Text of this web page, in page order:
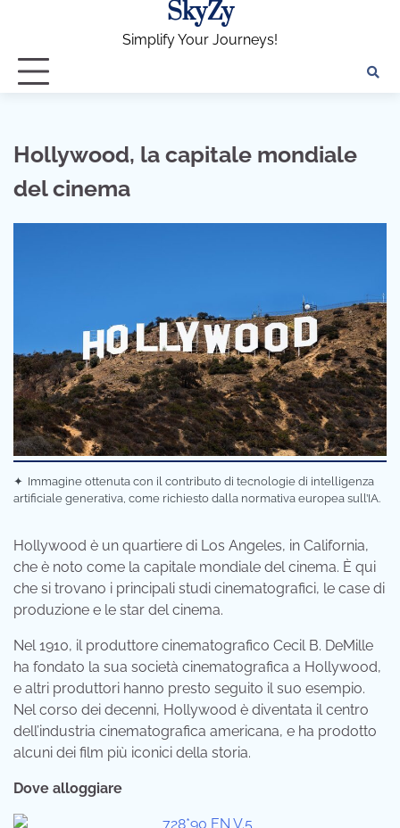
SkyZy
Simplify Your Journeys!
Hollywood, la capitale mondiale
del cinema
✦ Immagine ottenuta con il contributo di tecnologie di intelligenza
artificiale generativa, come richiesto dalla normativa europea sull’IA.
Hollywood è un quartiere di Los Angeles, in California,
che è noto come la capitale mondiale del cinema. È qui
che si trovano i principali studi cinematografici, le case di
produzione e le star del cinema.
Nel 1910, il produttore cinematografico Cecil B. DeMille
ha fondato la sua società cinematografica a Hollywood,
e altri produttori hanno presto seguito il suo esempio.
Nel corso dei decenni, Hollywood è diventata il centro
dell’industria cinematografica americana, e ha prodotto
alcuni dei film più iconici della storia.
Dove alloggiare